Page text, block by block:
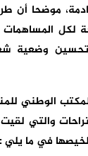
موضحا أن
لكل المساهمات
وضعية
الوطني
والتي لقيت
في ما يلي :